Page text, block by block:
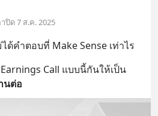
ปิด 7 ส.ค. 2025
ด้คำตอบที่ Make Sense เท่าไร
Call แบบนี้กันให้เป็น
นต่อ